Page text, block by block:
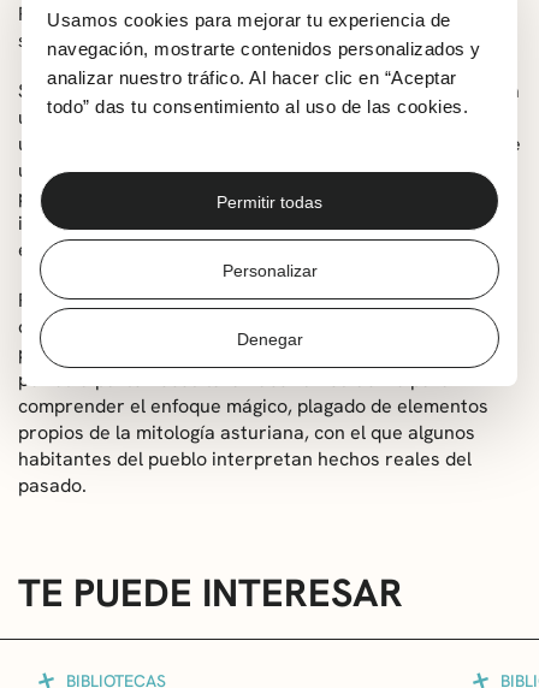
Usamos cookies para mejorar tu experiencia de
navegación, mostrarte contenidos personalizados y
analizar nuestro tráfico. Al hacer clic en “Aceptar
todo” das tu consentimiento al uso de las cookies.
Permitir todas
Personalizar
Denegar
Presentación de libro El palacio de sotomayor a cargo de
su autor Iñaki Bernaola
Sinopsis: Un joven maestro de escuela recién destinado a
un pequeño pueblo asturiano descubre la existencia de
un soberbio palacio de principios del siglo XX en medio de
una antigua finca nobiliaria, situada a poca distancia del
pueblo. Intrigado y, a la vez, fascinado por el hallazgo,
intentará descubrir los misterios que rodean el viejo
edificio en la actualidad deshabitado.
Para ello deberá hacer frente a dificultades de todo tipo,
desde relatos tergiversados al interés de varias
personas por no desenterrar un pasado vergonzoso; y
por otra parte necesitará hacer un esfuerzo para
comprender el enfoque mágico, plagado de elementos
propios de la mitología asturiana, con el que algunos
habitantes del pueblo interpretan hechos reales del
pasado.
TE PUEDE INTERESAR
BIBLIOTECAS